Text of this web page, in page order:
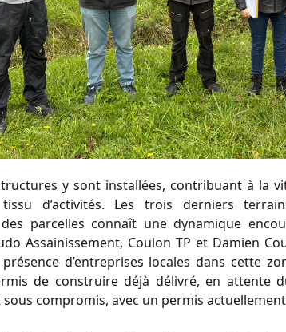
y sont installées, contribuant à la
d’activités. Les trois derniers
parcelles connaît une dynamique
Assainissement, Coulon TP et Damien
d’entreprises locales dans cette
de construire déjà délivré, en attente
compromis, avec un permis